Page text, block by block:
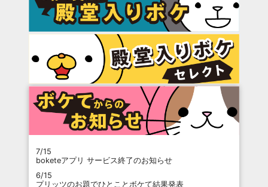
7/15
boketeアプリ サービス終了のお知らせ
6/15
プリッツのお題でひとことボケて結果発表